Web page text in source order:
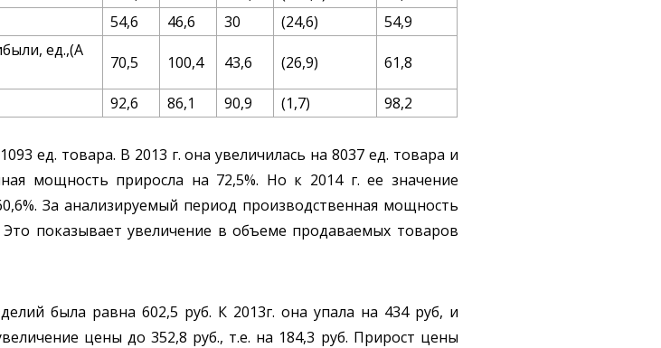
54,6 46,6 30 (24,6)
54,9
ед.,(А
70,5 100,4 43,6 (26,9) 61,8
92,6 86,1 90,9 (1,7) 98,2
ед. товара. В 2013 г. она увеличилась на 8037 ед. товара и
мощность приросла на 72,5%. Но к 2014 г. ее значение
За анализируемый период производственная мощность
показывает увеличение в объеме продаваемых товаров
была равна 602,5 руб. К 2013г. она упала на 434 руб, и
цены до 352,8 руб., т.е. на 184,3 руб. Прирост цены